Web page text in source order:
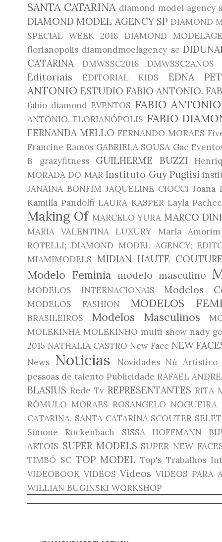
SANTA CATARINA diamond model agency
DIAMOND MODEL AGENCY SP DIAMOND
SPECIAL WEEK 2018
DIAMOND
florianopolis diamondmoelagency sc
CATARINA
DMWSSC2018 DMWSSC2ANOS
Editoriais EDITORIAL KIDS EDNA
ANTONIO ESTUDIO FABIO ANTONIO.
fabio diamond EVENTOS FABIO ANTONIO
ANTONIO. FLORIANÓPOLIS FABIO
FERNANDA MELLO FERNANDO MORAES
Francine Ramos GABRIELA SOUSA Gac
B
grazyfitness GUILHERME BUZZI
MORADA DO MAR Instituto Guy Puglisi
JANAINA BONFIM JAQUELINE CIOCCI Joana
Kamilla Pandolfi LAURA KASPER Layla
Making Of MARCELO YURA MARCO
MARIA VALENTINA LUXURY
Marla Amorim
ROTELLI; DIAMOND MODEL AGENCY;
MIAMIMODELS MIDIAN HAUTE
Modelo Feminia modelo masculino
MODELOS INTERNACIONAIS Modelos
MODELOS FASHION MODELOS
BRASILEIROS Modelos Masculinos
MOLEKINHA MOLEKINHO multi show nady
2015 NATHALIA CASTRO New Face NEW
News Noticias Novidades Nú Artistico
pessoas de talento Publicidade RAFAEL
BLASIUS Rede Tv REPRESENTANTES RITA
RÔMULO MORAES ROSANGELO NOGUEIRA
CATARINA. SANTA CATARINA SCOUTER
Simone Rockenbach
SISSA HOFFMANN
ARTOIS SUPER MODELS SUPER NEW
TIMBÓ SC TOP MODEL Top's Trabalhos
VIDEOBOOK VIDEOS Vídeos VIDEOS PARA
WILLIAN BUGINSKI WORKSHOP